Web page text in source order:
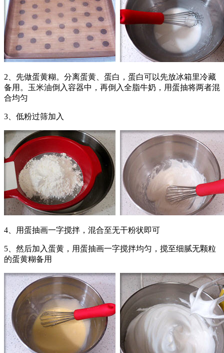
2、先做蛋黄糊。分离蛋黄、蛋白，蛋白可以先放冰箱里冷藏
备用。玉米油倒入容器中，再倒入全脂牛奶，用蛋抽将两者混
合均匀
3、低粉过筛加入
4、用蛋抽画一字搅拌，混合至无干粉状即可
5、然后加入蛋黄，用蛋抽画一字搅拌均匀，搅至细腻无颗粒
的蛋黄糊备用